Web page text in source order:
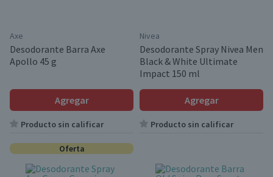
Axe
Desodorante Barra Axe
Apollo 45 g
Agregar
Producto sin calificar
Nivea
Desodorante Spray Nivea Men
Black & White Ultimate
Impact 150 ml
Agregar
Producto sin calificar
Oferta